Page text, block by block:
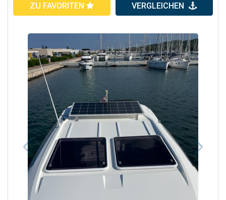
ZU FAVORITEN VERGLEICHEN